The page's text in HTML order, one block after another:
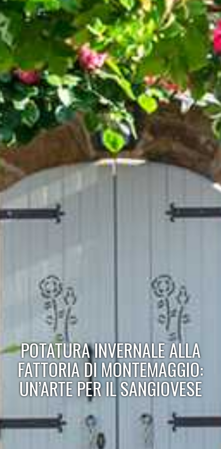
POTATURA INVERNALE ALLA
FATTORIA DI MONTEMAGGIO:
UN’ARTE PER IL SANGIOVESE